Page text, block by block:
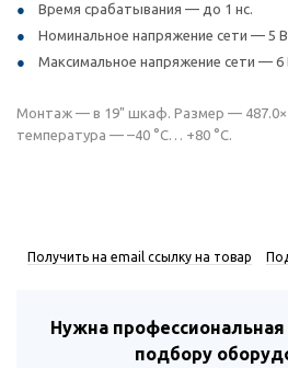
Время срабатывания — до 1 нс.
Номинальное напряжение сети — 5
Максимальное напряжение сети — 6
Монтаж — в 19" шкаф. Размер —
температура — –40 °C… +80 °C.
Получить на email ссылку на товар
Нужна профессиональная
подбору